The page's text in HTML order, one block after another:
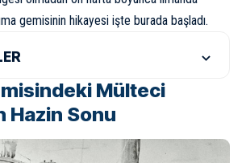
gemisinin hikayesi işte burada başladı.
Mülteci
Hazin Sonu